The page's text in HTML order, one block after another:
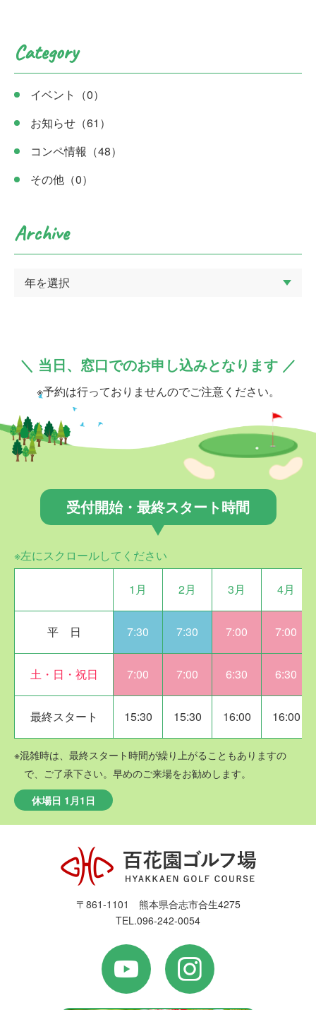
Category
イベント
（0）
お知らせ （61）
コンペ情報 （48）
その他 （0）
Archive
＼ 当日、窓口でのお申し込みとなります ／
※予約は行っておりませんのでご注意ください。
受付開始・最終スタート時間
※左にスクロールしてください
1月 2月 3月 4月
平 日 7:30 7:30 7:00 7:00
土・日・祝日 7:00 7:00 6:30 6:30
最終スタート 15:30 15:30 16:00 16:00
※混雑時は、最終スタート時間が繰り上がることもありますの
で、ご了承下さい。早めのご来場をお勧めします。
休場日 1月1日
〒861-1101 熊本県合志市合生4275
TEL.096-242-0054